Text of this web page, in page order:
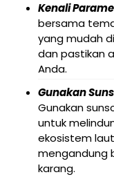
Kenali
bersama
yang mudah
dan pastikan
Anda.
Gunakan
Gunakan
untuk
ekosistem
mengandung
karang.